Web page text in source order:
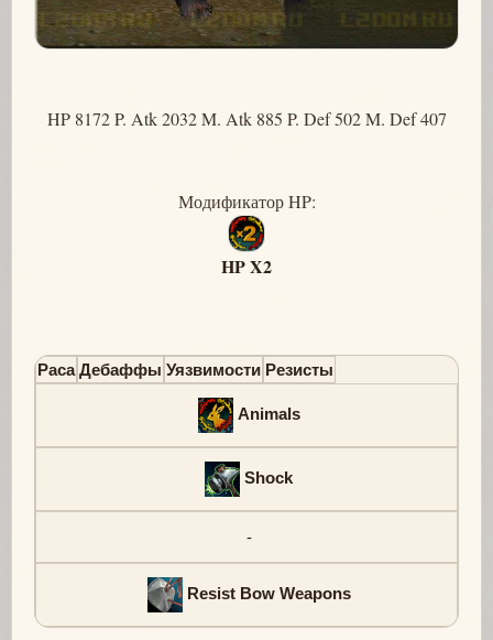
HP 8172 P. Atk 2032 M. Atk 885 P. Def 502 M. Def 407
Модификатор HP:
HP X2
Раса Дебаффы Уязвимости Резисты
Animals
Shock
-
Resist Bow Weapons